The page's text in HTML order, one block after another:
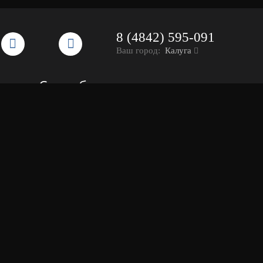
8 (4842) 595-091
Ваш город: Калуга
Способы оплаты: